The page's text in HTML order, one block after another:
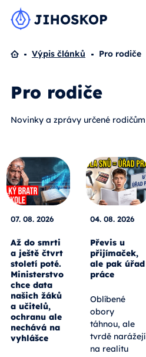
Domů
Výpis článků Pro rodiče
Pro rodiče
Novinky a zprávy určené rodičům
07. 08. 2026
Až do smrti
a ještě čtvrt
století poté.
Ministerstvo
chce data
našich žáků
a učitelů,
ochranu ale
nechává na
vyhlášce
04. 08. 2026
Převis u
přijímaček,
ale pak úřad
práce
Oblíbené
obory
táhnou, ale
tvrdě narážejí
na realitu